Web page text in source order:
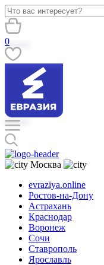
0
Москва
evraziya.online
Ростов-на-Дону
Астрахань
Краснодар
Воронеж
Сочи
Ставрополь
Ярославль